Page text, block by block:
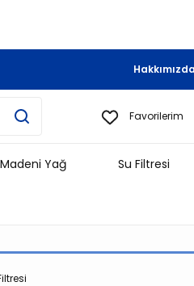
Hakkımızda
Favorilerim
Madeni Yağ Su Filtresi